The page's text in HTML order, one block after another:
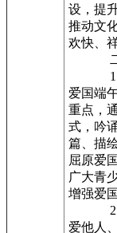
设，提
推动文
欢快、
二、
1、开
爱国端
重点，
式，吟
篇、描
屈原爱
广大青
增强爱
2、开
爱他人